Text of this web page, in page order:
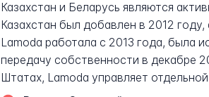
Казахстан и Беларусь являются
Казахстан был добавлен в 2012
Lamoda работала с 2013 года, была
передачу собственности в декабре
Штатах, Lamoda управляет